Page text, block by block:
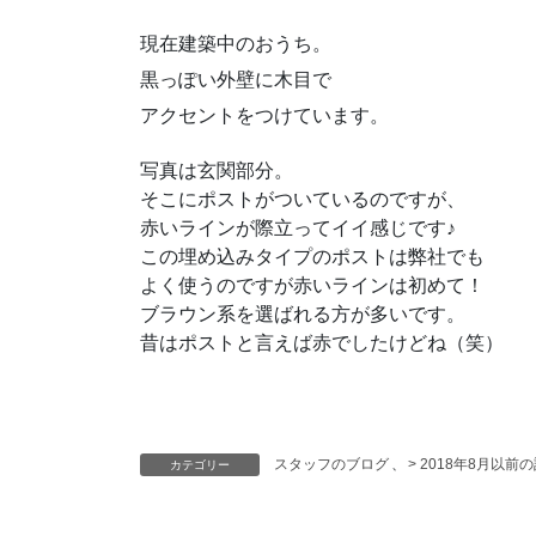
現在建築中のおうち。
黒っぽい外壁に木目で
アクセントをつけています。
写真は玄関部分。
そこにポストがついているのですが、
赤いラインが際立ってイイ感じです♪
この埋め込みタイプのポストは弊社でも
よく使うのですが赤いラインは初めて！
ブラウン系を選ばれる方が多いです。
昔はポストと言えば赤でしたけどね（笑）
カテゴリー スタッフのブログ > 2018年8月以前